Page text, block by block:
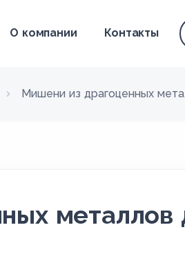
О компании Контакты
Мишени из драгоценных